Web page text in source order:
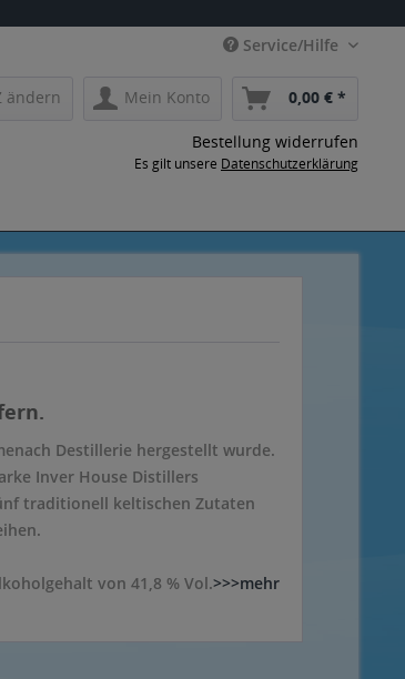
Service/Hilfe
ändern Mein Konto 0,00 € *
Bestellung widerrufen
Es gilt unsere Datenschutzerklärung
Destillerie hergestellt wurde.
Inver House Distillers
traditionell keltischen Zutaten
von 41,8 % Vol.>>>mehr